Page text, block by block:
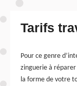
Tarifs
Pour ce genre
zinguerie à
la forme de votre